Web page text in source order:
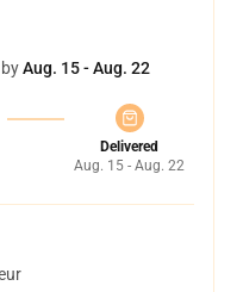
Aug. 15 - Aug. 22
Delivered
Aug. 15 - Aug. 22